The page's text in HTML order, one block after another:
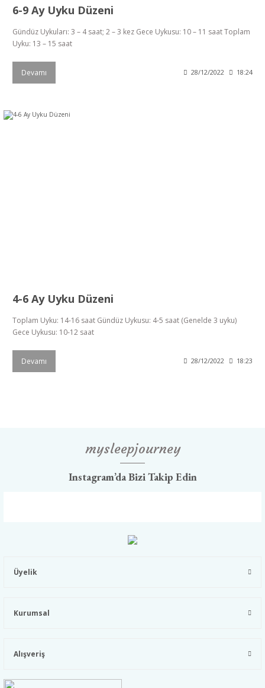
6-9 Ay Uyku Düzeni
Gündüz Uykuları: 3 – 4 saat; 2 – 3 kez Gece Uykusu: 10 – 11 saat Toplam
Uyku: 13 – 15 saat
Devamı 28/12/2022 18:24
4-6 Ay Uyku Düzeni
Toplam Uyku: 14-16 saat Gündüz Uykusu: 4-5 saat (Genelde 3 uyku)
Gece Uykusu: 10-12 saat
Devamı 28/12/2022 18:23
mysleepjourney
Instagram’da Bizi Takip Edin
Üyelik
Kurumsal
Alışveriş